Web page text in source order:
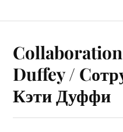
Duffey /
Кэти Дуффи